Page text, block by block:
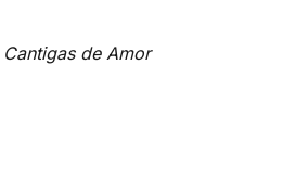
Cantigas de Amor